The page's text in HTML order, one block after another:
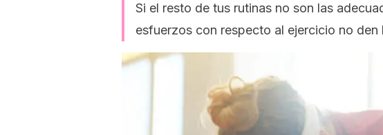
Si el resto de tus rutinas no son las
esfuerzos con respecto al ejercicio no den